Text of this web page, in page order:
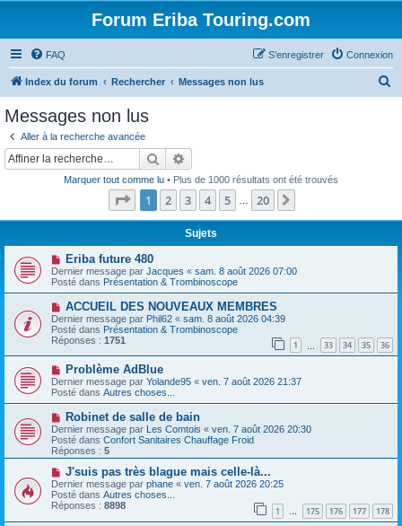
Forum Eriba Touring.com
FAQ Connexion
S’enregistrer
Index du forum Rechercher Messages non lus
Messages non lus
Aller à la recherche avancée
Rechercher
Marquer tout comme lu • Plus de 1000 résultats ont été trouvés
Page 1sur20
1 2 3 4 5 20
Sujets
N
o
u
v
a
u
m
e
s
s
a
g
e
Eriba future 480
Dernier message par Jacques « sam. 8 août 2026 07:00
Posté dans Présentation & Trombinoscope
N
o
u
v
e
a
m
e
s
s
a
g
e
ACCUEIL DES NOUVEAUX MEMBRES
Dernier message par Phil62 « sam. 8 août 2026 04:39
Posté dans Présentation & Trombinoscope
Réponses : 1751 1 33 34 35 36
N
o
u
v
e
a
u
m
e
s
a
g
e
Problème AdBlue
Dernier message par Yolande95 « ven. 7 août 2026 21:37
Posté dans Autres choses...
N
o
u
v
e
u
m
e
s
s
Robinet de salle de bain
Dernier message par Les Comtois « ven. 7 août 2026 20:30
Posté dans Confort Sanitaires Chauffage Froid
Réponses : 5
N
o
u
v
e
a
J'suis pas très blague mais celle-là...
Dernier message par phane « ven. 7 août 2026 20:25
Posté dans Autres choses...
Réponses : 8898 1 … 175 176 177 178